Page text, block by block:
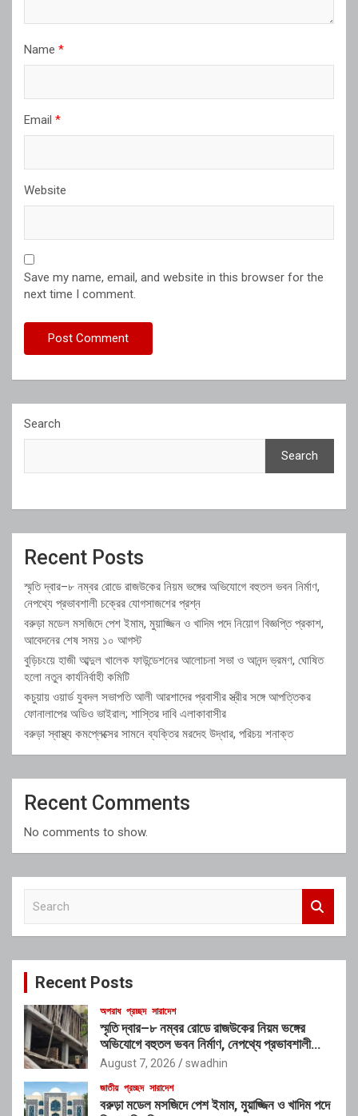
Name *
Email *
Website
Save my name, email, and website in this browser for the
next time I comment.
Search
Search
Recent Posts
স্মৃতি দ্বার–৮ নম্বর রোডে রাজউকের নিয়ম ভঙ্গের অভিযোগে বহুতল ভবন নির্মাণ,
নেপথ্যে প্রভাবশালী চক্রের যোগসাজশের প্রশ্ন
বরুড়া মডেল মসজিদে পেশ ইমাম, মুয়াজ্জিন ও খাদিম পদে নিয়োগ বিজ্ঞপ্তি প্রকাশ,
আবেদনের শেষ সময় ১০ আগস্ট
বুড়িচংয়ে হাজী আব্দুল খালেক ফাউন্ডেশনের আলোচনা সভা ও আনন্দ ভ্রমণ, ঘোষিত
হলো নতুন কার্যনির্বাহী কমিটি
কচুয়ায় ওয়ার্ড যুবদল সভাপতি আলী আরশাদের প্রবাসীর স্ত্রীর সঙ্গে আপত্তিকর
ফোনালাপের অডিও ভাইরাল; শাস্তির দাবি এলাকাবাসীর
বরুড়া স্বাস্থ্য কমপ্লেক্সের সামনে ব্যক্তির মরদেহ উদ্ধার, পরিচয় শনাক্ত
Recent Comments
No comments to show.
c
Recent Posts
অপরাধ প্রচ্ছদ সারাদেশ
স্মৃতি দ্বার–৮ নম্বর রোডে রাজউকের নিয়ম ভঙ্গের
অভিযোগে বহুতল ভবন নির্মাণ, নেপথ্যে প্রভাবশালী
চক্রের যোগসাজশের প্রশ্ন
August 7, 2026 swadhin
জাতীয় প্রচ্ছদ সারাদেশ
বরুড়া মডেল মসজিদে পেশ ইমাম, মুয়াজ্জিন ও খাদিম পদে